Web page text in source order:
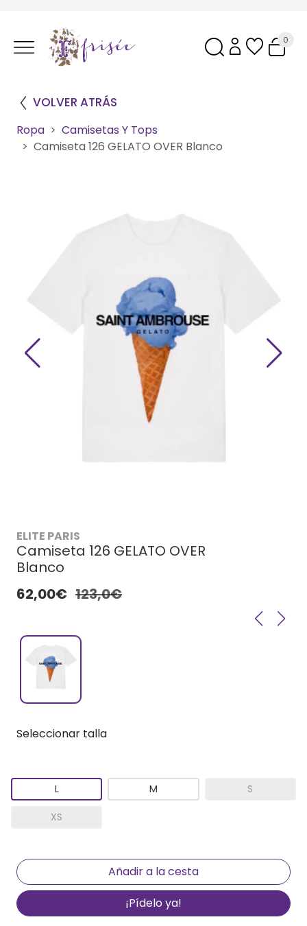
0
VOLVER ATRÁS
Ropa
Camisetas Y Tops
Camiseta 126 GELATO OVER Blanco
ELITE PARIS
Camiseta 126 GELATO OVER
Blanco
62,00€ 123,0€
Seleccionar talla
L M S
XS
¡Pídelo ya!